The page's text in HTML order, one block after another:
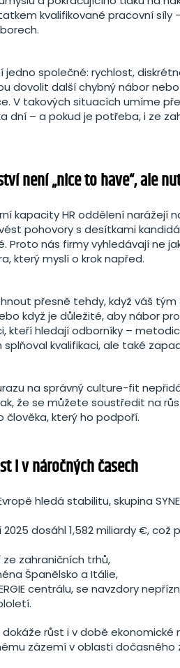
kvalifikované pracovní síly
jedno společné: rychlost,
dovolit další chybný nábor
V takových situacích umíme
dní – a pokud je potřeba, i ze
není „nice to have“, ale
kapacity HR oddělení narážejí
pohovory s desítkami
Proto nás firmy vyhledávají ne
který myslí o krok napřed.
přesně tehdy, když váš
když je důležité, aby nábor
kteří hledají odborníky –
kvalifikaci, ale také
na správný culture-fit
že se můžete soustředit na
který ho podpoří.
i v náročných časech
hledá stabilitu, skupina
dosáhl 1,582 miliardy €,
zahraničních trhů,
Španělsko a Itálie,
centrálu, se navzdory
růst i v době ekonomické
zázemí v oblasti